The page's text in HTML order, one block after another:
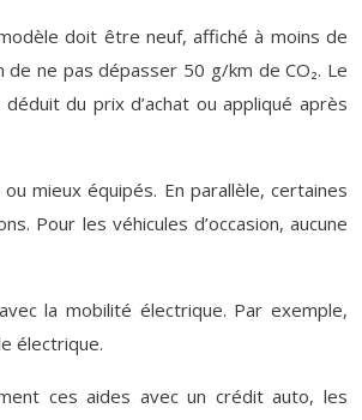
doit être neuf, affiché à moins de
ne pas dépasser 50 g/km de CO₂. Le
du prix d’achat ou appliqué après
mieux équipés. En parallèle, certaines
Pour les véhicules d’occasion, aucune
la mobilité électrique. Par exemple,
électrique.
ces aides avec un crédit auto, les